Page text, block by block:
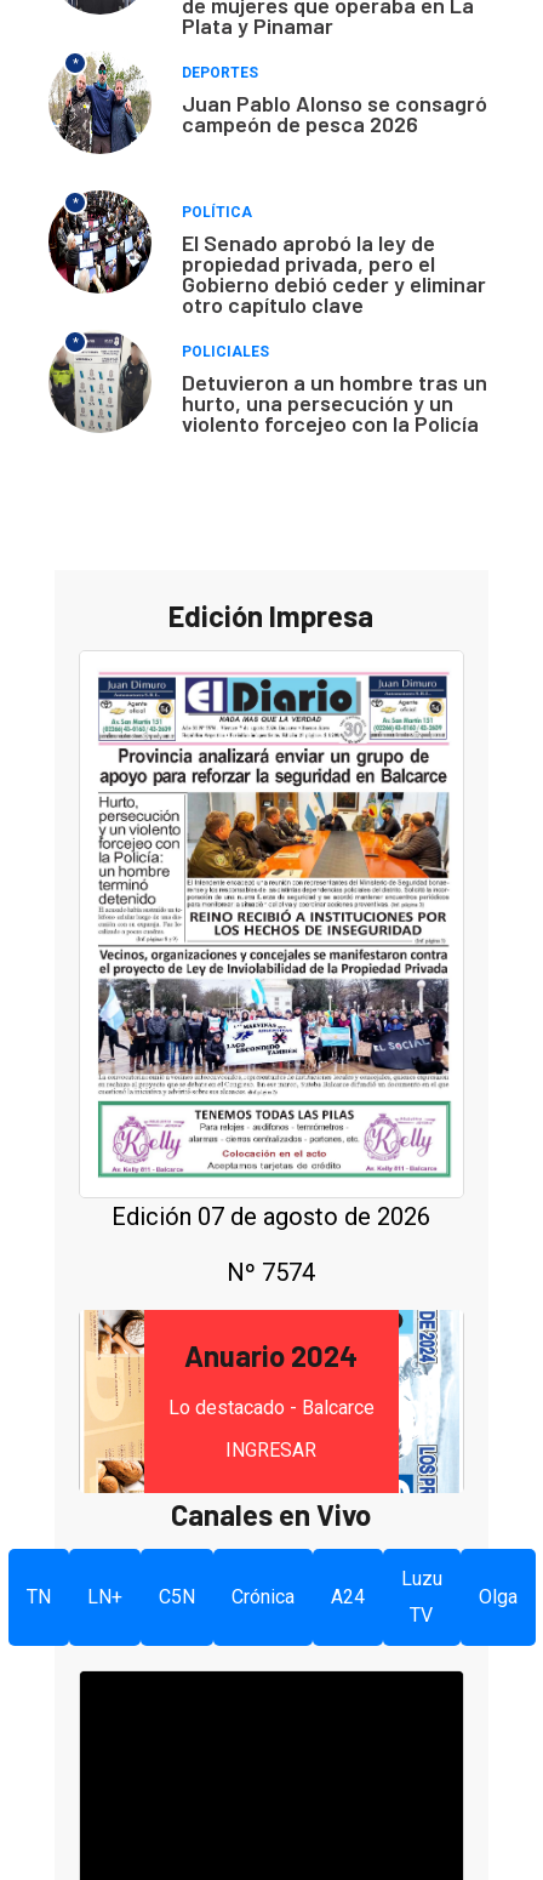
de mujeres que operaba en La
Plata y Pinamar
*
DEPORTES
Juan Pablo Alonso se consagró
campeón de pesca 2026
*
POLÍTICA
El Senado aprobó la ley de
propiedad privada, pero el
Gobierno debió ceder y eliminar
otro capítulo clave
*
POLICIALES
Detuvieron a un hombre tras un
hurto, una persecución y un
violento forcejeo con la Policía
Edición Impresa
Edición 07 de agosto de 2026
Nº 7574
Anuario 2024
Lo destacado - Balcarce
INGRESAR
Canales en Vivo
TN LN+ C5N Crónica A24
Luzu
TV
Olga